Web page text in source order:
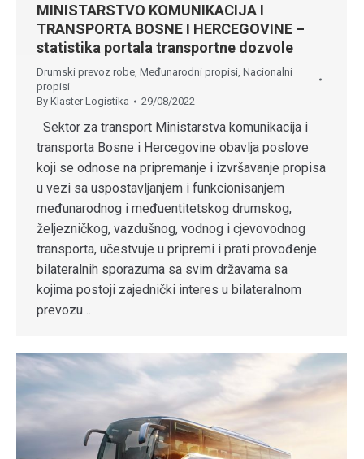
MINISTARSTVO KOMUNIKACIJA I
TRANSPORTA BOSNE I HERCEGOVINE –
statistika portala transportne dozvole
Drumski prevoz robe Međunarodni propisi Nacionalni
propisi
By Klaster Logistika 29/08/2022
Sektor za transport Ministarstva komunikacija i
transporta Bosne i Hercegovine obavlja poslove
koji se odnose na pripremanje i izvršavanje propisa
u vezi sa uspostavljanjem i funkcionisanjem
međunarodnog i međuentitetskog drumskog,
željezničkog, vazdušnog, vodnog i cjevovodnog
transporta, učestvuje u pripremi i prati provođenje
bilateralnih sporazuma sa svim državama sa
kojima postoji zajednički interes u bilateralnom
prevozu…